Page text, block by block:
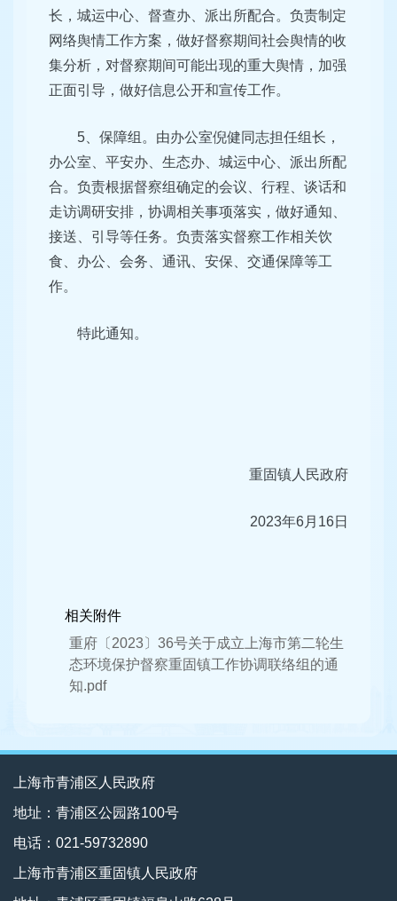
长，城运中心、督查办、派出所配合。负责制定
网络舆情工作方案，做好督察期间社会舆情的收
集分析，对督察期间可能出现的重大舆情，加强
正面引导，做好信息公开和宣传工作。
5、保障组。由办公室倪健同志担任组长，
办公室、平安办、生态办、城运中心、派出所配
合。负责根据督察组确定的会议、行程、谈话和
走访调研安排，协调相关事项落实，做好通知、
接送、引导等任务。负责落实督察工作相关饮
食、办公、会务、通讯、安保、交通保障等工
作。
特此通知。
重固镇人民政府
2023年6月16日
相关附件
重府〔2023〕36号关于成立上海市第二轮生
态环境保护督察重固镇工作协调联络组的通
知.pdf
上海市青浦区人民政府
地址：青浦区公园路100号
电话：021-59732890
上海市青浦区重固镇人民政府